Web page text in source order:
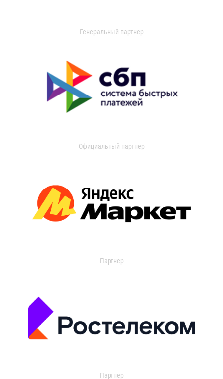
Генеральный партнер
Официальный партнер
Партнер
Партнер